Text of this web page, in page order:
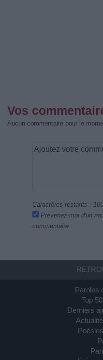
Vos
Aucun commentaire pour le
Caractères restants :
Prévenez-moi d'un
commentaire
Paroles
Top
Derniers